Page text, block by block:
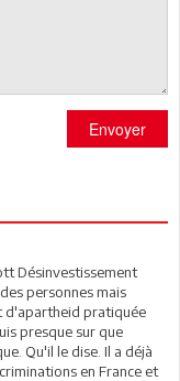
Envoyer
Désinvestissement
personnes mais
d'apartheid pratiquée
presque sur que
Qu'il le dise. Il a déjà
en France et